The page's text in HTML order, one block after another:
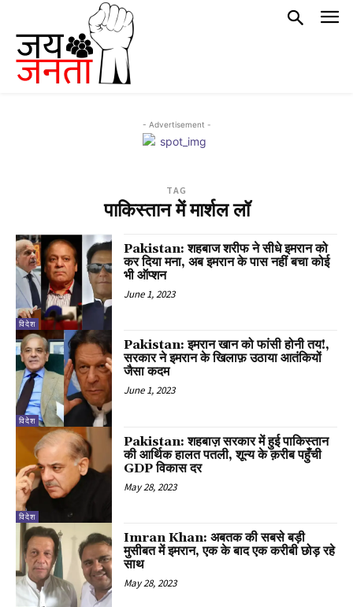
- Advertisement -
TAG
पाकिस्तान में मार्शल लॉ
विदेश
Pakistan: शहबाज शरीफ ने सीधे इमरान को
कर दिया मना, अब इमरान के पास नहीं बचा कोई
भी ऑप्शन
June 1, 2023
विदेश
Pakistan: इमरान खान को फांसी होनी तय!,
सरकार ने इमरान के खिलाफ़ उठाया आतंकियों
जैसा कदम
June 1, 2023
विदेश
Pakistan: शहबाज़ सरकार में हुई पाकिस्तान
की आर्थिक हालत पतली, शून्य के क़रीब पहुँची
GDP विकास दर
May 28, 2023
Imran Khan: अबतक की सबसे बड़ी
मुसीबत में इमरान, एक के बाद एक करीबी छोड़ रहे
साथ
May 28, 2023